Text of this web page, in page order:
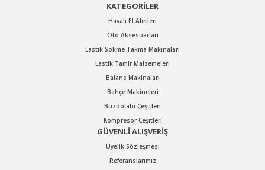
KATEGORİLER
Havalı El Aletleri
Oto Aksesuarları
Lastik Sökme Takma Makinaları
Lastik Tamir Malzemeleri
Balans Makinaları
Bahçe Makineleri
Buzdolabı Çeşitleri
Kompresör Çeşitleri
GÜVENLİ ALIŞVERİŞ
Üyelik Sözleşmesi
Referanslarımız